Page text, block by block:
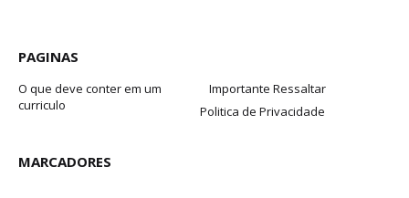
PAGINAS
O que deve conter em um
curriculo
Importante Ressaltar
Politica de Privacidade
MARCADORES